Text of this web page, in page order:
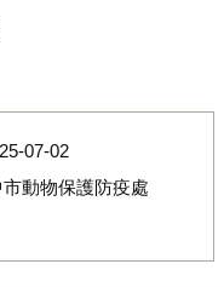
07-02
動物保護防疫處